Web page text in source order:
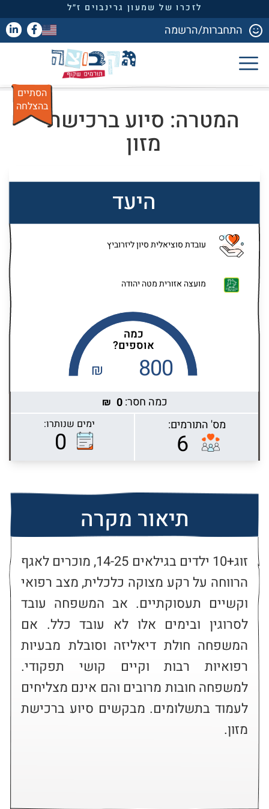
לזכרו של שמעון גרינבוים ז״ל
התחברות/הרשמה
המטרה: סיוע ברכישת
מזון
הסתיים
בהצלחה
היעד
עובדת סוציאלית סיון ליזרוביץ
מועצה אזורית מטה יהודה
Highcharts.com
כמה
אוספים?
800
כמה חסר:0
₪
מס' התורמים: ימים שנותרו:
0
תיאור מקרה
זוג+10 ילדים בגילאים 14-25, מוכרים לאגף
הרווחה על רקע מצוקה כלכלית, מצב רפואי
וקשיים תעסוקתיים. אב המשפחה עובד
לסרוגין ובימים אלו לא עובד כלל. אם
המשפחה חולת דיאליזה וסובלת מבעיות
רפואיות רבות וקיים קושי תפקודי.
למשפחה חובות מרובים והם אינם מצליחים
לעמוד בתשלומים. מבקשים סיוע ברכישת
מזון.